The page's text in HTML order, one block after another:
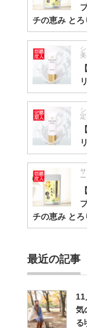
チの恵み とろ
ー
チの恵み とろ
最近の記事
気
る